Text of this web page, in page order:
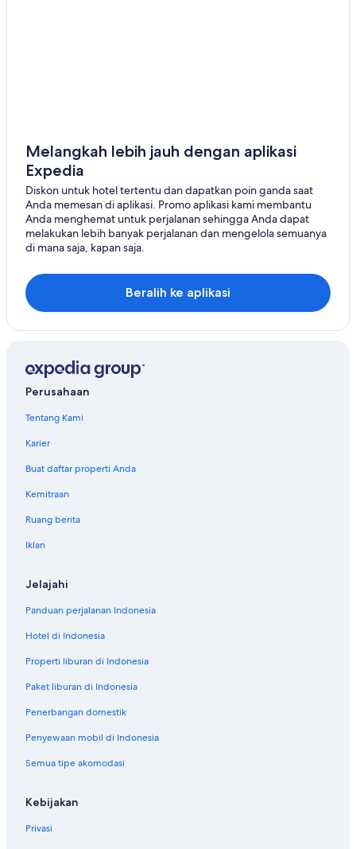
Melangkah lebih jauh dengan aplikasi
Expedia
Diskon untuk hotel tertentu dan dapatkan poin ganda saat
Anda memesan di aplikasi. Promo aplikasi kami membantu
Anda menghemat untuk perjalanan sehingga Anda dapat
melakukan lebih banyak perjalanan dan mengelola semuanya
di mana saja, kapan saja.
Beralih ke aplikasi
Perusahaan
Tentang Kami
Karier
Buat daftar properti Anda
Kemitraan
Ruang berita
Iklan
Jelajahi
Panduan perjalanan Indonesia
Hotel di Indonesia
Properti liburan di Indonesia
Paket liburan di Indonesia
Penerbangan domestik
Penyewaan mobil di Indonesia
Semua tipe akomodasi
Kebijakan
Privasi